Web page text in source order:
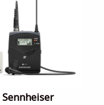
Sennheiser